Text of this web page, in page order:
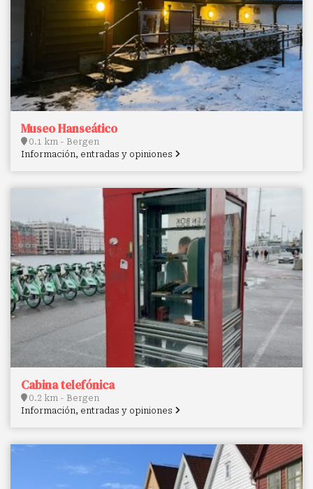
Museo Hanseático
0.1 km - Bergen
Información, entradas y opiniones
Cabina telefónica
0.2 km - Bergen
Información, entradas y opiniones